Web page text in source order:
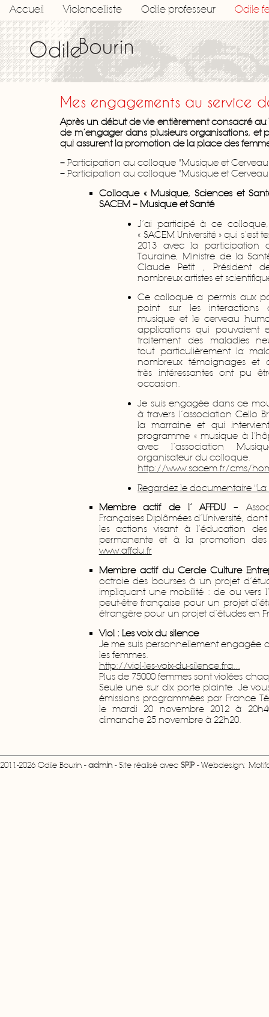
Accueil Violoncelliste Odile professeur Odile
Mes engagements au service
Après un début de vie entièrement consacré au
de m’engager dans plusieurs organisations, et
qui assurent la promotion de la place des
– Participation au colloque "Musique et
– Participation au colloque "Musique et
Colloque « Musique, Sciences et
SACEM – Musique et Santé
J’ai participé à ce
« SACEM Université » qui s’est
2013 avec la participation
Touraine, Ministre de la
Claude Petit , Président
nombreux artistes et
Ce colloque a permis aux
point sur les interactions
musique et le cerveau
applications qui pouvaient
traitement des maladies
tout particulièrement la
nombreux témoignages et
très intéressantes ont pu
occasion.
Je suis engagée dans ce
à travers l’association Cello
la marraine et qui
programme « musique à
avec l’association
organisateur du colloque.
http://www.sacem.fr/cms/
Regardez le documentaire "La
Membre actif de l’ AFFDU –
Françaises Diplômées d’Université,
les actions visant à l’éducation
permanente et à la promotion des
www.affdu.fr
Membre actif du Cercle Culture
octroie des bourses à un projet
impliquant une mobilité : de ou vers
peut-être française pour un projet
étrangère pour un projet d’études en
Viol : Les voix du silence
Je me suis personnellement engagée
les femmes.
http://viol-les-voix-du-silence.fra...
Plus de 75000 femmes sont violées
Seule une sur dix porte plainte. Je
émissions programmées par France
le mardi 20 novembre 2012 à
dimanche 25 novembre à 22h20.
2011-2026 Odile Bourin -admin- Site réalisé avec SPIP - Webdesign: